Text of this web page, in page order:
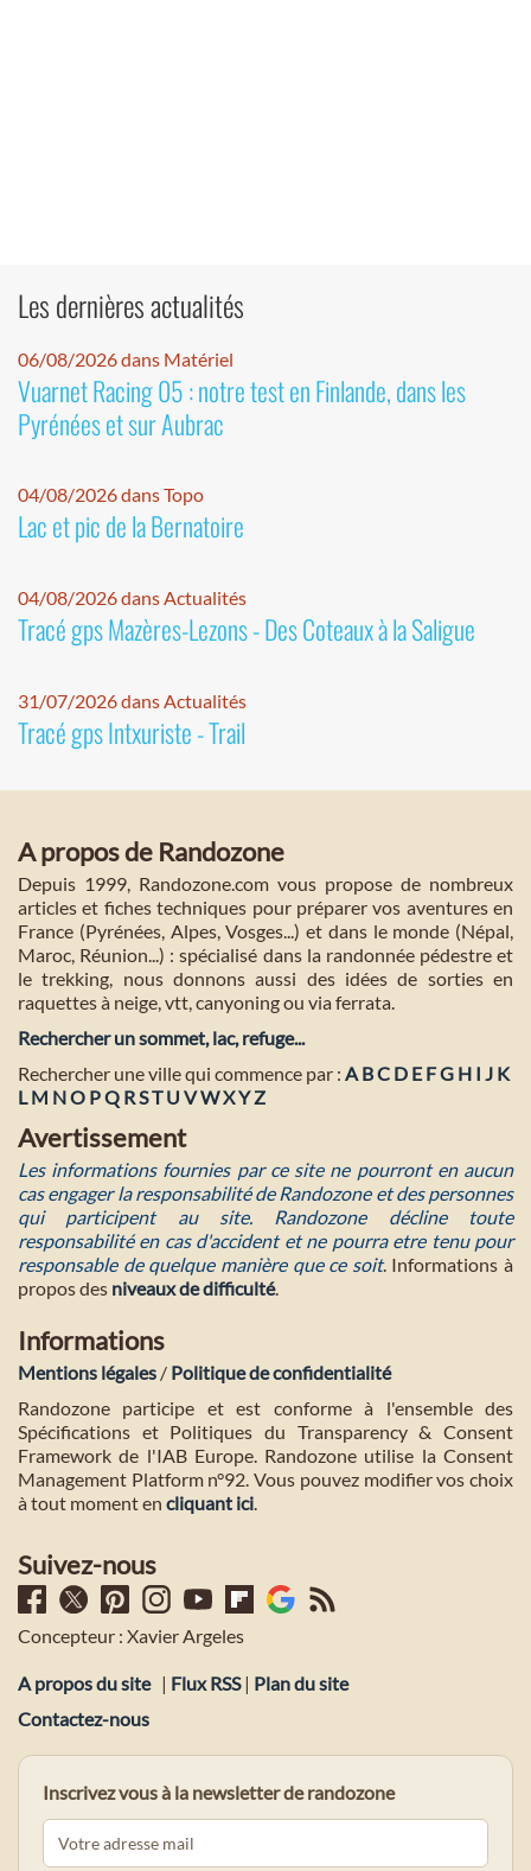
Les dernières actualités
06/08/2026 dans Matériel
Vuarnet Racing 05 : notre test en Finlande, dans les
Pyrénées et sur Aubrac
04/08/2026 dans Topo
Lac et pic de la Bernatoire
04/08/2026 dans Actualités
Tracé gps Mazères-Lezons - Des Coteaux à la Saligue
31/07/2026 dans Actualités
Tracé gps Intxuriste - Trail
A propos de Randozone
Depuis 1999, Randozone.com vous propose de nombreux
articles et fiches techniques pour préparer vos aventures en
France (Pyrénées, Alpes, Vosges...) et dans le monde (Népal,
Maroc, Réunion...) : spécialisé dans la randonnée pédestre et
le trekking, nous donnons aussi des idées de sorties en
raquettes à neige, vtt, canyoning ou via ferrata.
Rechercher un sommet, lac, refuge...
Rechercher une ville qui commence par : A BC D E FG H I J K
L M NO PQ R ST U VWXY Z
Avertissement
Les informations fournies par ce site ne pourront en aucun
cas engager la responsabilité de Randozone et des personnes
qui participent au site. Randozone décline toute
responsabilité en cas d'accident et ne pourra etre tenu pour
responsable de quelque manière que ce soit. Informations à
propos des niveaux de difficulté.
Informations
Mentions légales / Politique de confidentialité
Randozone participe et est conforme à l'ensemble des
Spécifications et Politiques du Transparency & Consent
Framework de l'IAB Europe. Randozone utilise la Consent
Management Platform n°92. Vous pouvez modifier vos choix
à tout moment en cliquant ici
Suivez-nous
Concepteur : Xavier Argeles
A propos du site | Flux RSS| Plan du site
Contactez-nous
Inscrivez vous à la newsletter de randozone